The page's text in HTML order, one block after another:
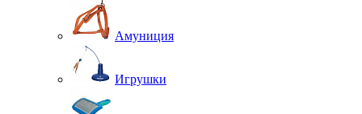
Амуниция
Игрушки